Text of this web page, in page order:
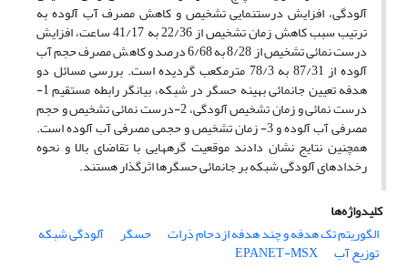
آلودگی، افزایش درست‎نمایی تشخیص و کاهش مصرف آب آلوده به
ترتیب سبب کاهش زمان تشخیص از 22/36 به 41/17 ساعت، افزایش
درست نمائی تشخیص از 8/28 به 6/68 درصد و کاهش مصرف حجم آب
آلوده از 87/31 به 78/3 مترمکعب گردیده است. بررسی مسائل دو
هدفه تعیین جانمائی بهینه حسگر در شبکه، بیانگر رابطه مستقیم 1-
درست نمائی و زمان تشخیص آلودگی، 2-درست نمائی تشخیص و حجم
مصرفی آب آلوده و 3- زمان تشخیص و حجمی مصرفی آب آلوده است.
همچنین نتایج نشان دادند موقعیت گرههایی با تقاضای بالا و نحوه
رخدادهای آلودگی شبکه بر جانمائی حسگرها اثرگذار هستند.
کلیدواژه‌ها
الگوریتم تک هدفه و چند هدفه ازدحام ذرات
حسگر آلودگی شبکه
توزیع آب
EPANET-MSX